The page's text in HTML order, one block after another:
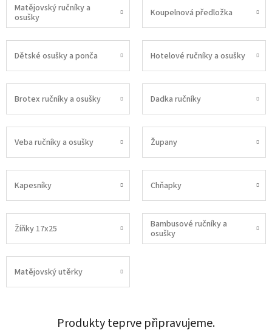
Matějovský ručníky a
osušky
Koupelnová předložka
Dětské osušky a ponča Hotelové ručníky a osušky
Brotex ručníky a osušky Dadka ručníky
Veba ručníky a osušky Župany
Kapesníky Chňapky
Žíňky 17x25
Bambusové ručníky a
osušky
Matějovský utěrky
Produkty teprve připravujeme.